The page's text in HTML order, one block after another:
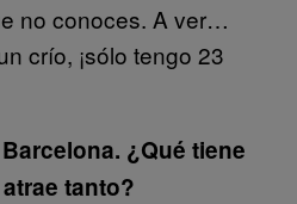
no conoces. A ver…
crío, ¡sólo tengo 23
¿Qué tiene
tanto?